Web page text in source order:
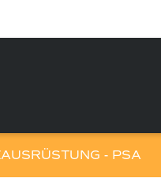
- PSA